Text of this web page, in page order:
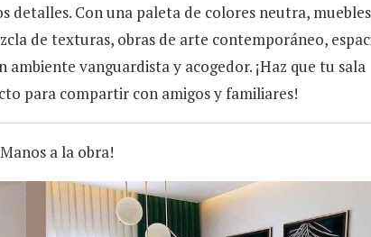
detalles. Con una paleta de colores neutra, muebles
de texturas, obras de arte contemporáneo,
vanguardista y acogedor. ¡Haz que tu sala
para compartir con amigos y familiares!
a la obra!